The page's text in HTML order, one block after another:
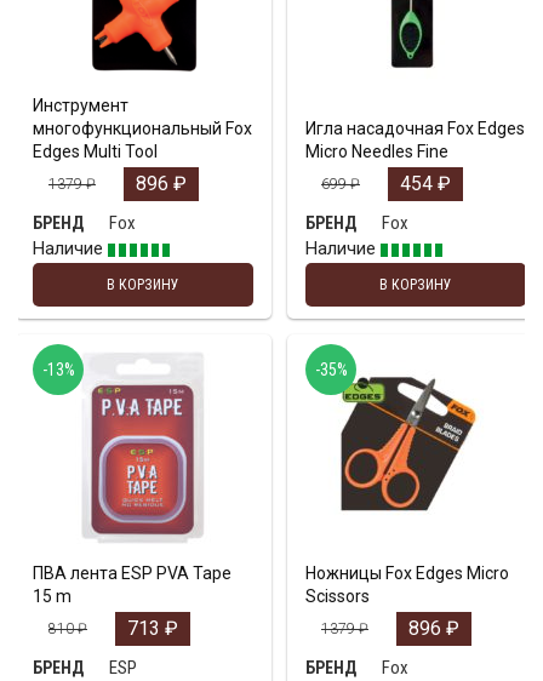
Инструмент
многофункциональный Fox
Edges Multi Tool
1379₽ 896 ₽
БРЕНД
Fox
Наличие
В КОРЗИНУ
Игла насадочная Fox Edges
Micro Needles Fine
699₽ 454 ₽
БРЕНД
Fox
Наличие
В КОРЗИНУ
ПВА лента ESP PVA Tape
15 m
810₽ 713 ₽
БРЕНД
ESP
-13%
Ножницы Fox Edges Micro
Scissors
1379₽ 896 ₽
БРЕНД
Fox
-35%